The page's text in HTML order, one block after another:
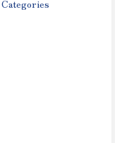
Categories